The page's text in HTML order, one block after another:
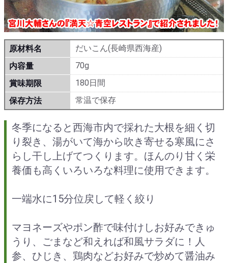
原材料名
だいこん(長崎県西海産)
内容量
70g
賞味期限
180日間
保存方法
常温で保存
冬季になると西海市内で採れた大根を細く切
り裂き、湯がいて海から吹き寄せる寒風にさ
らし干し上げてつくります。ほんのり甘く栄
養価も高くいろいろな料理に使用できます。
一端水に15分位戻して軽く絞り
マヨネーズやポン酢で味付けしお好みできゅ
うり、ごまなど和えれば和風サラダに！人
参、ひじき、鶏肉などお好みで炒めて醤油み